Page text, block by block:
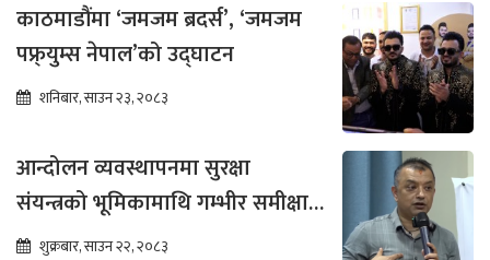
काठमाडौंमा ‘जमजम ब्रदर्स’, ‘जमजम
पफ्र्युम्स नेपाल’को उद्घाटन
शनिबार, साउन २३, २०८३
आन्दोलन व्यवस्थापनमा सुरक्षा
संयन्त्रको भूमिकामाथि गम्भीर समीक्षा
आवश्यक : गगन थापा
शुक्रबार, साउन २२, २०८३